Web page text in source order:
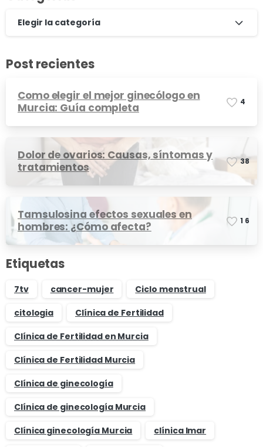
Elegir la categoría
Post recientes
Como elegir el mejor ginecólogo en
Murcia: Guía completa
4
Dolor de ovarios: Causas, síntomas y
tratamientos
38
Tamsulosina efectos sexuales en
hombres: ¿Cómo afecta?
1 6
Etiquetas
7tv cancer-mujer
Ciclo menstrual
citologia
Clínica de Fertilidad
Clínica de Fertilidad en Murcia
Clínica de Fertilidad Murcia
Clínica de ginecología
Clínica de ginecología Murcia
Clínica ginecología Murcia
clínica Imar